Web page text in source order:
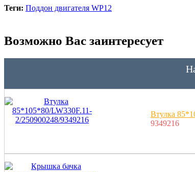
Теги: Поддон двигателя WP12
Возможно Вас заинтересует
Втулка
9349216